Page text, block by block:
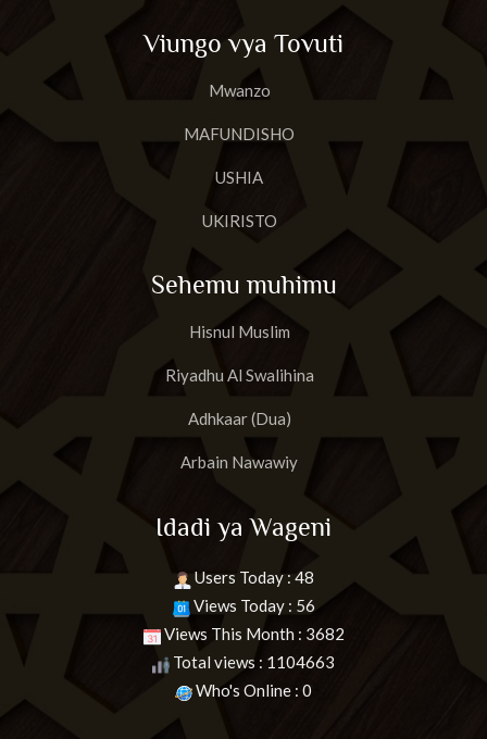
Viungo vya Tovuti
Mwanzo
MAFUNDISHO
USHIA
UKIRISTO
Sehemu muhimu
Hisnul Muslim
Riyadhu Al Swalihina
Adhkaar (Dua)
Arbain Nawawiy
Idadi ya Wageni
Users Today : 48
Views Today : 56
Views This Month : 3682
Total views : 1104663
Who's Online : 0